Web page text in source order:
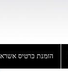
הזמנת כרטיס